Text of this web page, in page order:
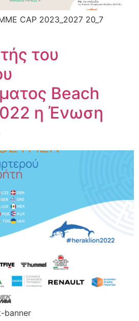
CAP 2023_2027 20_7
του
Beach
η Ένωση
banner